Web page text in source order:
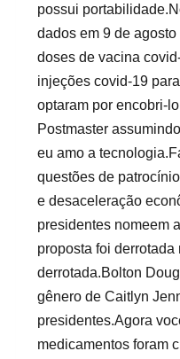
possui
dados em 9 de
doses de vacina
injeções covid-19
optaram por encobri-
Postmaster
eu amo a
questões de
e desaceleração
presidentes nomeem
proposta foi
derrotada.Bolton
gênero de Caitlyn
presidentes.Agora
medicamentos foram